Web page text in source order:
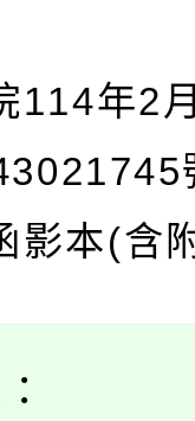
114年2
影本(含